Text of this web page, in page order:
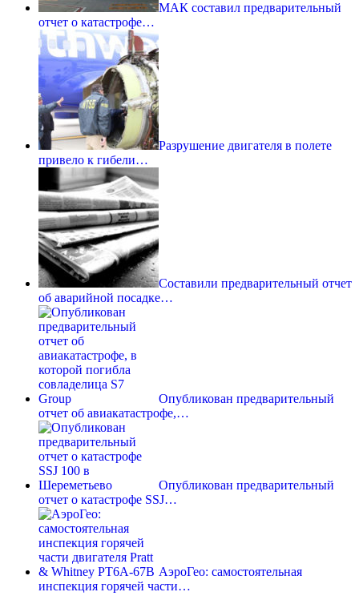
МАК составил предварительный
отчет о катастрофе…
Разрушение двигателя в полете
привело к гибели…
Составили предварительный отчет
об аварийной посадке…
Опубликован предварительный
отчет об авиакатастрофе,…
Опубликован предварительный
отчет о катастрофе SSJ…
АэроГео: самостоятельная
инспекция горячей части…